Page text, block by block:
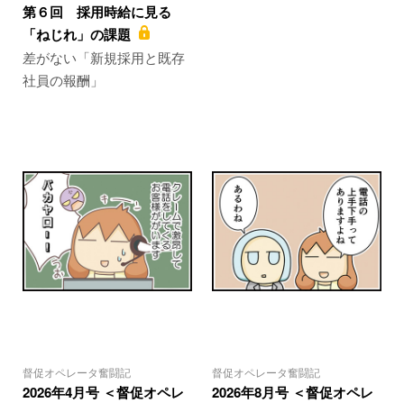
第６回 採用時給に見る
「ねじれ」の課題
差がない「新規採用と既存
社員の報酬」
督促オペレータ奮闘記
2026年4月号 ＜督促オペレ
督促オペレータ奮闘記
2026年8月号 ＜督促オペレ